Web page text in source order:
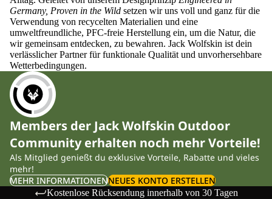
Germany, Proven in the Wild setzen wir uns voll und ganz für die
Verwendung von recycelten Materialien und eine
umweltfreundliche, PFC-freie Herstellung ein, um die Natur, die
wir gemeinsam entdecken, zu bewahren. Jack Wolfskin ist dein
verlässlicher Partner für funktionale Qualität und unvorhersehbare
Wetterbedingungen.
Members der Jack Wolfskin Outdoor
Community erhalten noch mehr Vorteile!
Als Mitglied genießt du exklusive Vorteile, Rabatte und vieles
mehr!
MEHR INFORMATIONENNEUES KONTO ERSTELLEN
Kostenlose Rücksendung innerhalb von 30 Tagen